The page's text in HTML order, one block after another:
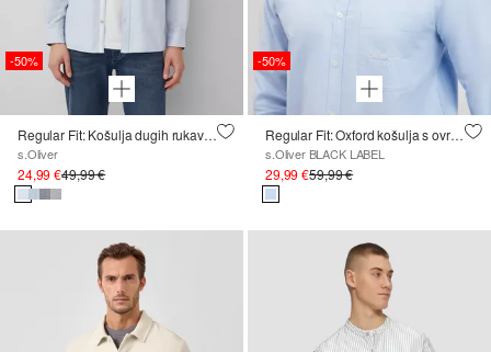
-50%
Regular Fit: Košulja dugih rukava s uzorkom i Kent ovratnikom
s.Oliver
24,99 €49,99 €
-50%
Regular Fit: Oxford košulja s ovratnikom s gumbima i džepom na prsima
s.Oliver BLACK LABEL
29,99 €59,99 €